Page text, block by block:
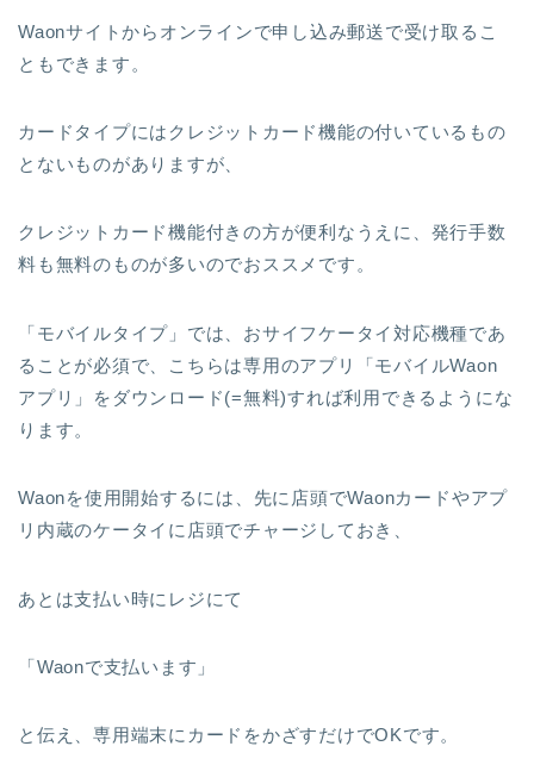
Waonサイトからオンラインで申し込み郵送で受け取るこ
ともできます。
カードタイプにはクレジットカード機能の付いているもの
とないものがありますが、
クレジットカード機能付きの方が便利なうえに、発行手数
料も無料のものが多いのでおススメです。
「モバイルタイプ」では、おサイフケータイ対応機種であ
ることが必須で、こちらは専用のアプリ「モバイルWaon
アプリ」をダウンロード(=無料)すれば利用できるようにな
ります。
Waonを使用開始するには、先に店頭でWaonカードやアプ
リ内蔵のケータイに店頭でチャージしておき、
あとは支払い時にレジにて
「Waonで支払います」
と伝え、専用端末にカードをかざすだけでOKです。